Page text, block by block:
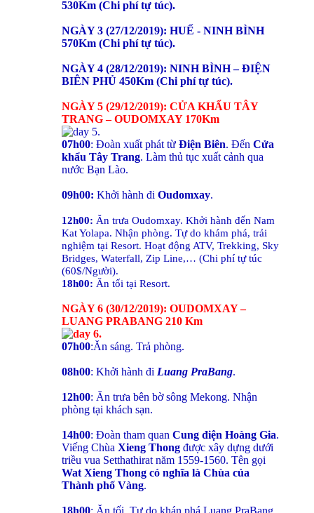
530Km (Chi phí tự túc).
NGÀY 3 (27/12/2019): HUẾ - NINH BÌNH
570Km (Chi phí tự túc).
NGÀY 4 (28/12/2019): NINH BÌNH – ĐIỆN
BIÊN PHỦ 450Km (Chi phí tự túc).
NGÀY 5 (29/12/2019): CỬA KHẨU TÂY
TRANG – OUDOMXAY 170Km
07h00: Đoàn xuất phát từ Điện Biên. Đến Cửa
khẩu Tây Trang. Làm thủ tục xuất cảnh qua
nước Bạn Lào.
09h00: Khởi hành đi Oudomxay.
12h00: Ăn trưa Oudomxay. Khởi hành đến Nam
Kat Yolapa. Nhận phòng. Tự do khám phá, trải
nghiệm tại Resort. Hoạt động ATV, Trekking, Sky
Bridges, Waterfall, Zip Line,… (Chi phí tự túc
(60$/Người).
18h00: Ăn tối tại Resort.
NGÀY 6 (30/12/2019): OUDOMXAY –
LUANG PRABANG 210 Km
07h00:Ăn sáng. Trả phòng.
08h00: Khởi hành đi Luang PraBang.
12h00: Ăn trưa bên bờ sông Mekong. Nhận
phòng tại khách sạn.
14h00: Đoàn tham quan Cung điện Hoàng Gia.
Viếng Chùa Xieng Thong được xây dựng dưới
triều vua Setthathirat năm 1559-1560. Tên gọi
Wat Xieng Thong có nghĩa là Chùa của
Thành phố Vàng.